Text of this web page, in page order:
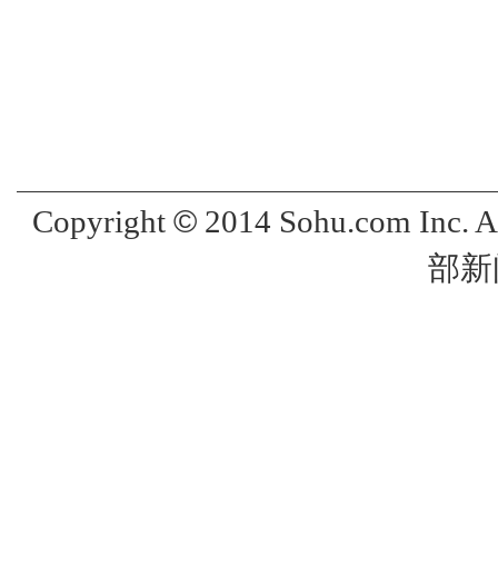
Copyright ©2014 Sohu.com Inc.
部